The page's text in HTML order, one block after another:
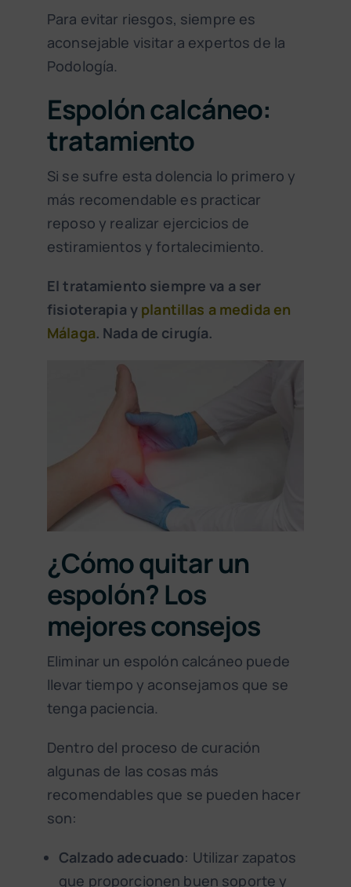
Para evitar riesgos, siempre es
aconsejable visitar a expertos de la
Podología.
Espolón calcáneo:
tratamiento
Si se sufre esta dolencia lo primero y
más recomendable es practicar
reposo y realizar ejercicios de
estiramientos y fortalecimiento.
El tratamiento siempre va a ser
fisioterapia y plantillas a medida en
Málaga. Nada de cirugía.
¿Cómo quitar un
espolón? Los
mejores consejos
Eliminar un espolón calcáneo puede
llevar tiempo y aconsejamos que se
tenga paciencia.
Dentro del proceso de curación
algunas de las cosas más
recomendables que se pueden hacer
son:
Calzado adecuado: Utilizar zapatos
que proporcionen buen soporte y